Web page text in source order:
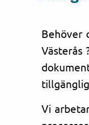
Behöver
Västerås
Vi